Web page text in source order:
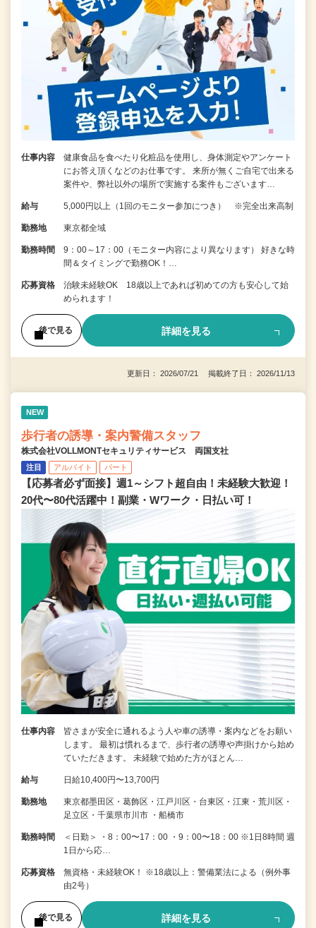
仕事内容
健康食品を食べたり化粧品を使用し、身体測定やアンケート
にお答え頂くなどのお仕事です。 来所が無くご自宅で出来る
案件や、弊社以外の場所で実施する案件もございます…
給与 5,000円以上（1回のモニター参加につき） ※完全出来高制
勤務地 東京都全域
勤務時間
9：00～17：00（モニター内容により異なります） 好きな時
間＆タイミングで勤務OK！…
応募資格
治験未経験OK 18歳以上であれば初めての方も安心して始
められます！
後で見る 詳細を見る
更新日： 2026/07/21 掲載終了日： 2026/11/13
NEW
歩行者の誘導・案内警備スタッフ
株式会社VOLLMONTセキュリティサービス 両国支社
注目 アルバイト パート
【応募者必ず面接】週1～シフト超自由！未経験大歓迎！
20代〜80代活躍中！副業・Wワーク・日払い可！
仕事内容
皆さまが安全に通れるよう人や車の誘導・案内などをお願い
します。 最初は慣れるまで、歩行者の誘導や声掛けから始め
ていただきます。 未経験で始めた方がほとん…
給与 日給10,400円〜13,700円
勤務地
東京都墨田区・葛飾区・江戸川区・台東区・江東・荒川区・
足立区・千葉県市川市 ・船橋市
勤務時間
＜日勤＞ ・8：00〜17：00 ・9：00〜18：00 ※1日8時間 週
1日から応…
応募資格
無資格・未経験OK！ ※18歳以上：警備業法による（例外事
由2号）
後で見る 詳細を見る